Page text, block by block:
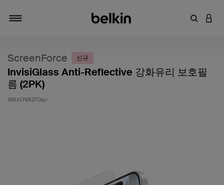
키워드
ScreenForce 신규
InvisiGlass Anti-Reflective 강화유리 보호필
름 (2PK)
SKU:OVA270qc